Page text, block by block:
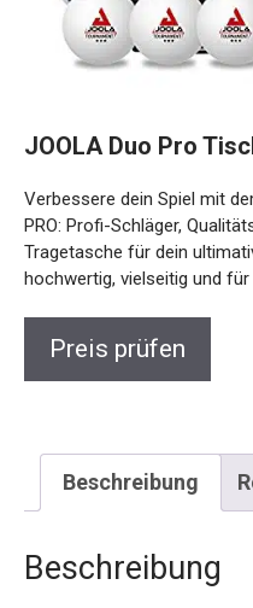
PRO: Profi-Schläger,
Tragetasche für dein
hochwertig, vielseitig und
Beschreibung
Beschreibung